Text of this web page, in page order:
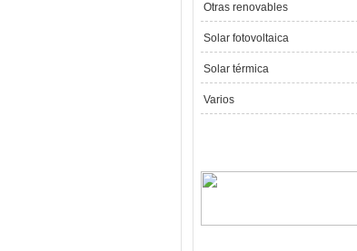
Otras renovables
Solar fotovoltaica
Solar térmica
Varios